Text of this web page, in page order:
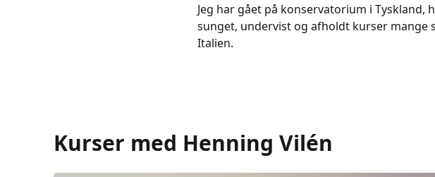
Jeg har gået på konservatorium i Tyskland,
sunget, undervist og afholdt kurser mange
Italien.
Kurser med Henning Vilén